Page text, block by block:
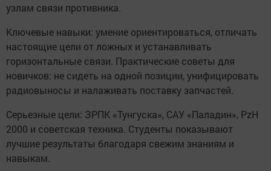
узлам связи противника.
Ключевые навыки: умение ориентироваться, отличать
настоящие цели от ложных и устанавливать
горизонтальные связи. Практические советы для
новичков: не сидеть на одной позиции, унифицировать
радиовыносы и налаживать поставку запчастей.
Серьезные цели: ЗРПК «Тунгуска», САУ «Паладин», PzH
2000 и советская техника. Студенты показывают
лучшие результаты благодаря свежим знаниям и
навыкам.